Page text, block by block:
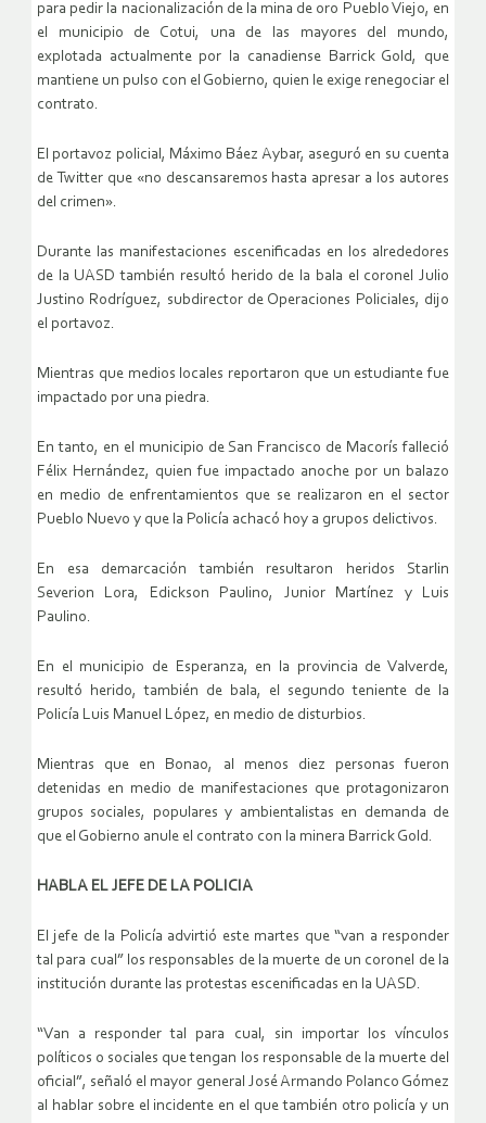
para pedir la nacionalización de la mina de oro Pueblo Viejo, en
el municipio de Cotui, una de las mayores del mundo,
explotada actualmente por la canadiense Barrick Gold, que
mantiene un pulso con el Gobierno, quien le exige renegociar el
contrato.
El portavoz policial, Máximo Báez Aybar, aseguró en su cuenta
de Twitter que «no descansaremos hasta apresar a los autores
del crimen».
Durante las manifestaciones escenificadas en los alrededores
de la UASD también resultó herido de la bala el coronel Julio
Justino Rodríguez, subdirector de Operaciones Policiales, dijo
el portavoz.
Mientras que medios locales reportaron que un estudiante fue
impactado por una piedra.
En tanto, en el municipio de San Francisco de Macorís falleció
Félix Hernández, quien fue impactado anoche por un balazo
en medio de enfrentamientos que se realizaron en el sector
Pueblo Nuevo y que la Policía achacó hoy a grupos delictivos.
En esa demarcación también resultaron heridos Starlin
Severion Lora, Edickson Paulino, Junior Martínez y Luis
Paulino.
En el municipio de Esperanza, en la provincia de Valverde,
resultó herido, también de bala, el segundo teniente de la
Policía Luis Manuel López, en medio de disturbios.
Mientras que en Bonao, al menos diez personas fueron
detenidas en medio de manifestaciones que protagonizaron
grupos sociales, populares y ambientalistas en demanda de
que el Gobierno anule el contrato con la minera Barrick Gold.
HABLA EL JEFE DE LA POLICIA
El jefe de la Policía advirtió este martes que “van a responder
tal para cual” los responsables de la muerte de un coronel de la
institución durante las protestas escenificadas en la UASD.
“Van a responder tal para cual, sin importar los vínculos
políticos o sociales que tengan los responsable de la muerte del
oficial”, señaló el mayor general José Armando Polanco Gómez
al hablar sobre el incidente en el que también otro policía y un